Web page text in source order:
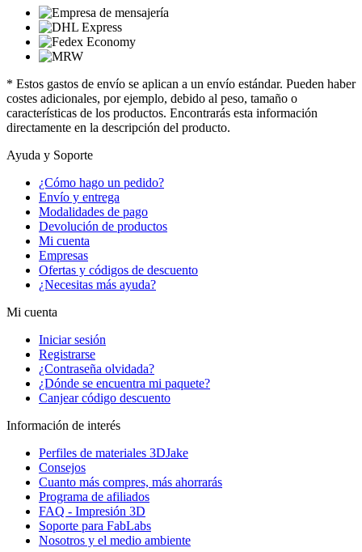
* Estos gastos de envío se aplican a un envío estándar. Pueden haber
costes adicionales, por ejemplo, debido al peso, tamaño o
características de los productos. Encontrarás esta información
directamente en la descripción del producto.
Ayuda y Soporte
¿Cómo hago un pedido?
Envío y entrega
Modalidades de pago
Devolución de productos
Mi cuenta
Empresas
Ofertas y códigos de descuento
¿Necesitas más ayuda?
Mi cuenta
Iniciar sesión
Registrarse
¿Contraseña olvidada?
¿Dónde se encuentra mi paquete?
Canjear código descuento
Información de interés
Perfiles de materiales 3DJake
Consejos
Cuanto más compres, más ahorrarás
Programa de afiliados
FAQ - Impresión 3D
Soporte para FabLabs
Nosotros y el medio ambiente